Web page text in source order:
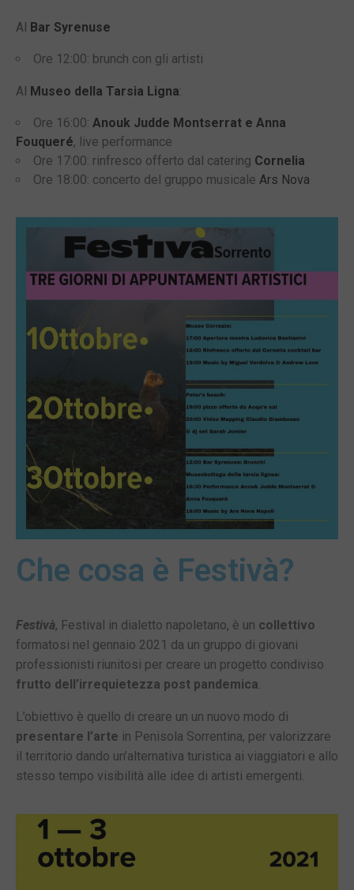
Al Bar Syrenuse
Ore 12:00: brunch con gli artisti
Al Museo della Tarsia Ligna:
Ore 16:00: Anouk Judde Montserrat e Anna
Fouqueré, live performance
Ore 17:00: rinfresco offerto dal catering Cornelia
Ore 18:00: concerto del gruppo musicale Ars Nova
Che cosa è Festivà?
Festivà, Festival in dialetto napoletano, è un collettivo
formatosi nel gennaio 2021 da un gruppo di giovani
professionisti riunitosi per creare un progetto condiviso
frutto dell’irrequietezza post pandemica.
L’obiettivo è quello di creare un un nuovo modo di
presentare l’arte in Penisola Sorrentina, per valorizzare
il territorio dando un’alternativa turistica ai viaggiatori e allo
stesso tempo visibilità alle idee di artisti emergenti.